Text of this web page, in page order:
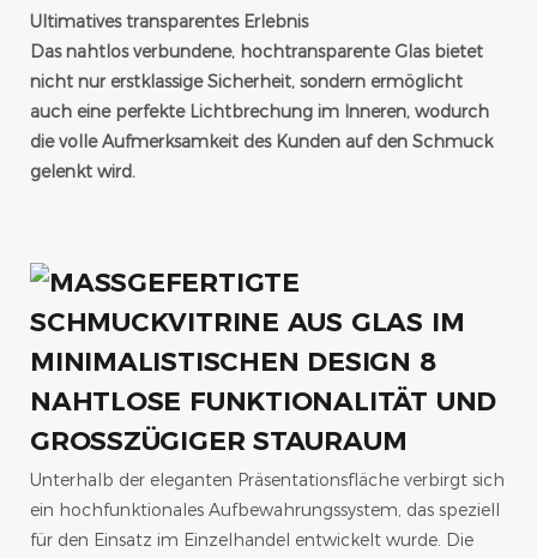
Ultimatives transparentes Erlebnis
Das nahtlos verbundene, hochtransparente Glas bietet
nicht nur erstklassige Sicherheit, sondern ermöglicht
auch eine perfekte Lichtbrechung im Inneren, wodurch
die volle Aufmerksamkeit des Kunden auf den Schmuck
gelenkt wird.
NAHTLOSE FUNKTIONALITÄT UND
GROSSZÜGIGER STAURAUM
Unterhalb der eleganten Präsentationsfläche verbirgt sich
ein hochfunktionales Aufbewahrungssystem, das speziell
für den Einsatz im Einzelhandel entwickelt wurde. Die